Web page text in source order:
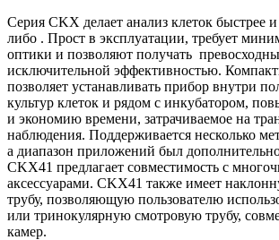
Серия CKX делает анализ клеток быстрее
либо . Прост в эксплуатации, требует
оптики и позволяют получать
исключительной эффективностью.
позволяет устанавливать прибор внутри
культур клеток и рядом с инкубатором,
и экономию времени, затрачиваемое на
наблюдения. Поддерживается несколько
а диапазон приложений был
CKX41 предлагает совместимость с
аксессуарами. CKX41 также имеет
трубу, позволяющую пользователю
или тринокулярную смотровую трубу,
камер.